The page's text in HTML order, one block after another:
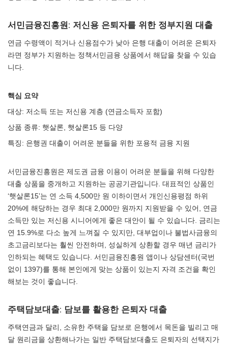
서민금융진흥원: 저신용 은퇴자를 위한 정부지원 대출
연금 수령액이 적거나 신용점수가 낮아 은행 대출이 어려운 은퇴자
라면 정부가 지원하는 정책서민금융 상품에서 해답을 찾을 수 있습
니다.
핵심 요약
대상: 저소득 또는 저신용 계층 (연금소득자 포함)
상품 종류: 햇살론, 햇살론15 등 다양
특징: 은행권 대출이 어려운 분들을 위한 포용적 금융 지원
서민금융진흥원은 제도권 금융 이용이 어려운 분들을 위해 다양한
대출 상품을 중개하고 지원하는 공공기관입니다. 대표적인 상품인
‘햇살론15’는 연 소득 4,500만 원 이하이면서 개인신용평점 하위
20%에 해당하는 경우 최대 2,000만 원까지 지원받을 수 있어, 연금
소득만 있는 저신용 시니어에게 좋은 대안이 될 수 있습니다. 금리는
연 15.9%로 다소 높게 느껴질 수 있지만, 대부업이나 불법사금융의
초고금리보다는 훨씬 안전하며, 성실하게 상환할 경우 매년 금리가
인하되는 혜택도 있습니다. 서민금융진흥원 앱이나 상담센터(국번
없이 1397)를 통해 본인에게 맞는 상품이 있는지 자격 조건을 확인
해보는 것이 좋습니다.
주택담보대출: 담보를 활용한 은퇴자 대출
주택연금과 달리, 소유한 주택을 담보로 은행에서 목돈을 빌리고 매
달 원리금을 상환해나가는 일반 주택담보대출도 은퇴자의 선택지가